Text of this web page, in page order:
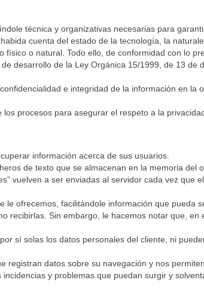
técnica y organizativas necesarias para
cuenta del estado de la tecnología, la
o natural. Todo ello, de conformidad con lo
desarrollo de la Ley Orgánica 15/1999, de 13 de
e integridad de la información en la
procesos para asegurar el respeto a la
información acerca de sus usuarios.
de texto que se almacenan en la memoria del
vuelven a ser enviadas al servidor cada vez que
le ofrecemos, facilitándole información que pueda
recibirlas. Sin embargo, le hacemos notar que, en
sí solas los datos personales del cliente, ni
registran datos sobre su navegación y nos
y problemas que puedan surgir y